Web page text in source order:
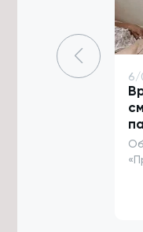
6/08/2026 в
Четыре
починят в
началу
6/08/2026 в
в этом
2018 —
6/